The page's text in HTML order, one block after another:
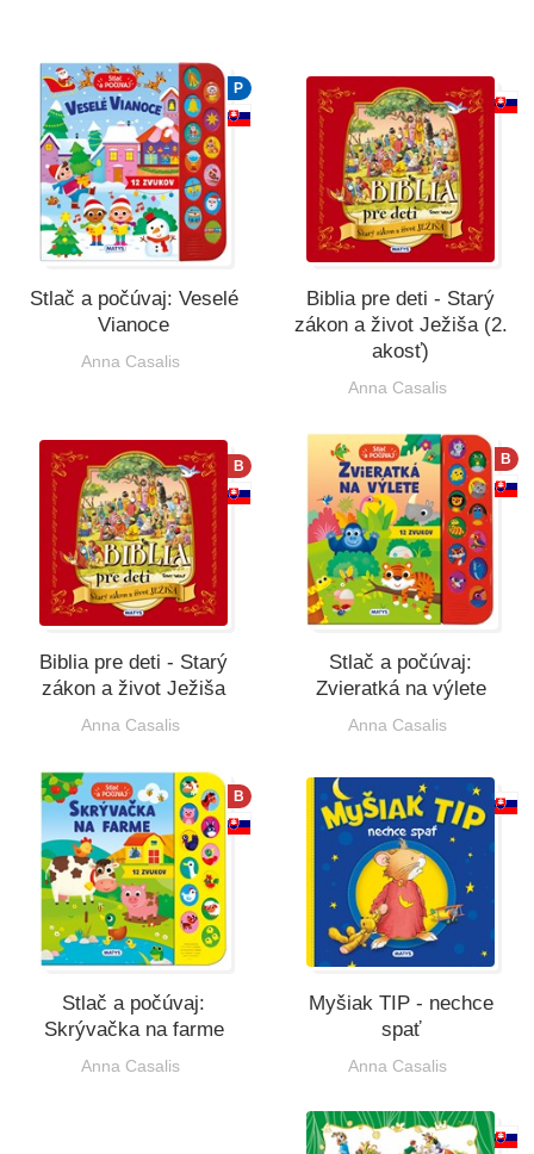
P
Stlač a počúvaj: Veselé
Vianoce
Anna Casalis
Biblia pre deti - Starý
zákon a život Ježiša (2.
akosť)
Anna Casalis
B
Biblia pre deti - Starý
zákon a život Ježiša
Anna Casalis
B
Stlač a počúvaj:
Zvieratká na výlete
Anna Casalis
B
Stlač a počúvaj:
Skrývačka na farme
Anna Casalis
Myšiak TIP - nechce
spať
Anna Casalis